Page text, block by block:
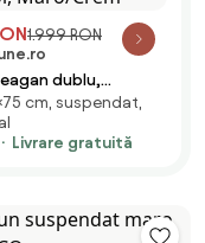
1.999 RON
dublu,
cu perne moi,
la UV, împletitură
structură
cm, suspendat,
Livrare gratuită